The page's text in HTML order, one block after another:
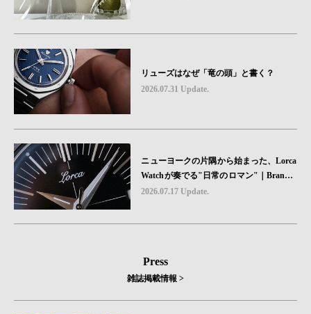
リューズはなぜ「竜の頭」と書く？
2026.07.31 Update.
ニューヨークの片隅から始まった、Lorca
Watchが奏でる"日常のロマン"｜Brand P
icks #08
2026.07.17 Update.
Press
雑誌掲載情報 >